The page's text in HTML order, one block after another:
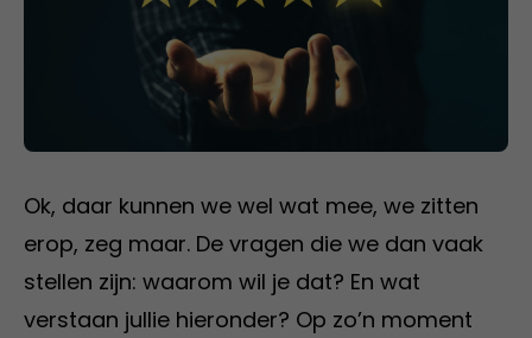
Ok, daar kunnen we wel wat mee, we zitten
erop, zeg maar. De vragen die we dan vaak
stellen zijn: waarom wil je dat? En wat
verstaan jullie hieronder? Op zo’n moment